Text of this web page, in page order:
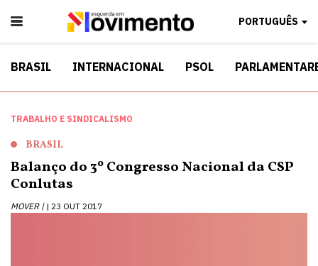
PORTUGUÊS
BRASIL INTERNACIONAL PSOL
TRABALHO E SINDICALISMO
BRASIL
Balanço do 3º Congresso Nacional da CSP
Conlutas
MOVER | 23 OUT 2017